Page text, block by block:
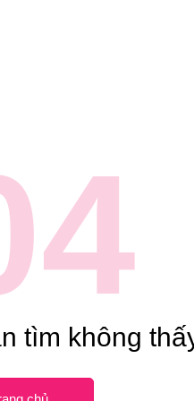
tìm không